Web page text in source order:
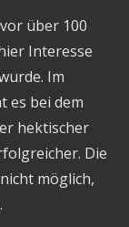
über 100
Interesse
Im
es bei dem
hektischer
Die
möglich,